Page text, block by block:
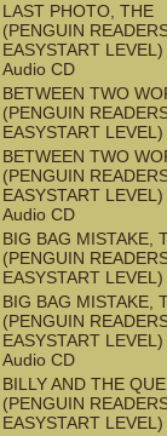
LAST PHOTO, THE
(PENGUIN
EASYSTART
Audio CD
BETWEEN TWO
(PENGUIN
EASYSTART
BETWEEN TWO
(PENGUIN
EASYSTART
Audio CD
BIG BAG MISTAKE,
(PENGUIN
EASYSTART
BIG BAG MISTAKE,
(PENGUIN
EASYSTART
Audio CD
BILLY AND THE
(PENGUIN
EASYSTART